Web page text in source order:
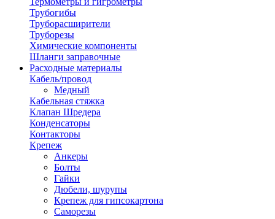
Трубогибы
Труборасширители
Труборезы
Химические компоненты
Шланги заправочные
Расходные материалы
Кабель/провод
Медный
Кабельная стяжка
Клапан Шредера
Конденсаторы
Контакторы
Крепеж
Анкеры
Болты
Гайки
Дюбели, шурупы
Крепеж для гипсокартона
Саморезы